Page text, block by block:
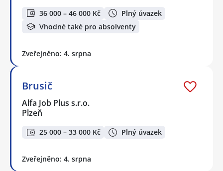
36 000 – 46 000 Kč
Plný úvazek
Vhodné také pro absolventy
Zveřejněno: 4. srpna
Brusič
Alfa Job Plus s.r.o.
Plzeň
25 000 – 33 000 Kč Plný úvazek
Zveřejněno: 4. srpna